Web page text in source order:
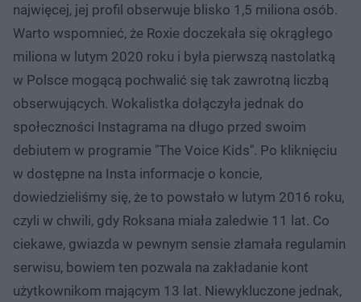
najwięcej, jej profil obserwuje blisko 1,5 miliona osób.
Warto wspomnieć, że Roxie doczekała się okrągłego
miliona w lutym 2020 roku i była pierwszą nastolatką
w Polsce mogącą pochwalić się tak zawrotną liczbą
obserwujących. Wokalistka dołączyła jednak do
społeczności Instagrama na długo przed swoim
debiutem w programie "The Voice Kids". Po kliknięciu
w dostępne na Insta informacje o koncie,
dowiedzieliśmy się, że to powstało w lutym 2016 roku,
czyli w chwili, gdy Roksana miała zaledwie 11 lat. Co
ciekawe, gwiazda w pewnym sensie złamała regulamin
serwisu, bowiem ten pozwala na zakładanie kont
użytkownikom mającym 13 lat. Niewykluczone jednak,